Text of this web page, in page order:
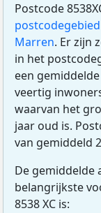
Postcode
Marren. Er zijn
in het
een gemiddelde
veertig
waarvan het
jaar oud is.
van gemiddeld
De gemiddelde
belangrijkste
8538 XC is: